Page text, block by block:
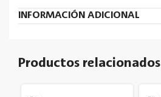
INFORMACIÓN ADICIONAL
Productos relacionados